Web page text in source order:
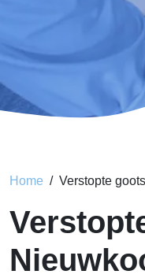
Home Verstopte